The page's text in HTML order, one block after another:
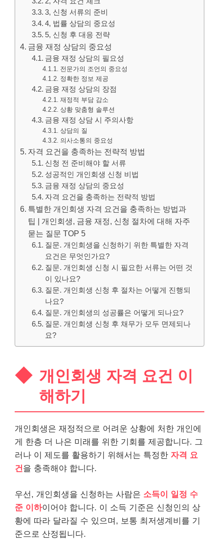
3, 신청 서류의 준비
4, 법률 상담의 중요성
5, 신청 후 대응 전략
금융 재정 상담의 중요성
금융 재정 상담의 필요성
전문가의 조언의 중요성
정확한 정보 제공
금융 재정 상담의 장점
재정적 부담 감소
상황 맞춤형 솔루션
금융 재정 상담 시 주의사항
상담의 질
의사소통의 중요성
자격 요건을 충족하는 전략적 방법
신청 전 준비해야 할 서류
성공적인 개인회생 신청 비법
금융 재정 상담의 중요성
자격 요건을 충족하는 전략적 방법
특별한 개인회생 자격 요건을 충족하는 방법과
팁 | 개인회생, 금융 재정, 신청 절차에 대해 자주
묻는 질문 TOP 5
질문. 개인회생을 신청하기 위한 특별한 자격
요건은 무엇인가요?
질문. 개인회생 신청 시 필요한 서류는 어떤 것
이 있나요?
질문. 개인회생 신청 후 절차는 어떻게 진행되
나요?
질문. 개인회생의 성공률은 어떻게 되나요?
질문. 개인회생 신청 후 채무가 모두 면제되나
요?
개인회생 자격 요건 이
해하기
개인회생은 재정적으로 어려운 상황에 처한 개인에
게 한층 더 나은 미래를 위한 기회를 제공합니다. 그
러나 이 제도를 활용하기 위해서는 특정한 자격 요
건을 충족해야 합니다.
우선, 개인회생을 신청하는 사람은 소득이 일정 수
준 이하이어야 합니다. 이 소득 기준은 신청인의 상
황에 따라 달라질 수 있으며, 보통 최저생계비를 기
준으로 산정됩니다.